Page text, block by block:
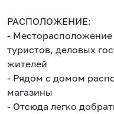
РАСПОЛОЖЕНИЕ:
- Месторасположение
туристов, деловых
жителей
- Рядом с домом
магазины
- Отсюда легко